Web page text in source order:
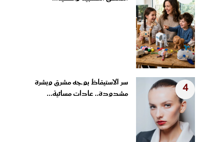
4
سر الاستيقاظ بوجه مشرق وبشرة
مشدودة.. عادات مسائية...